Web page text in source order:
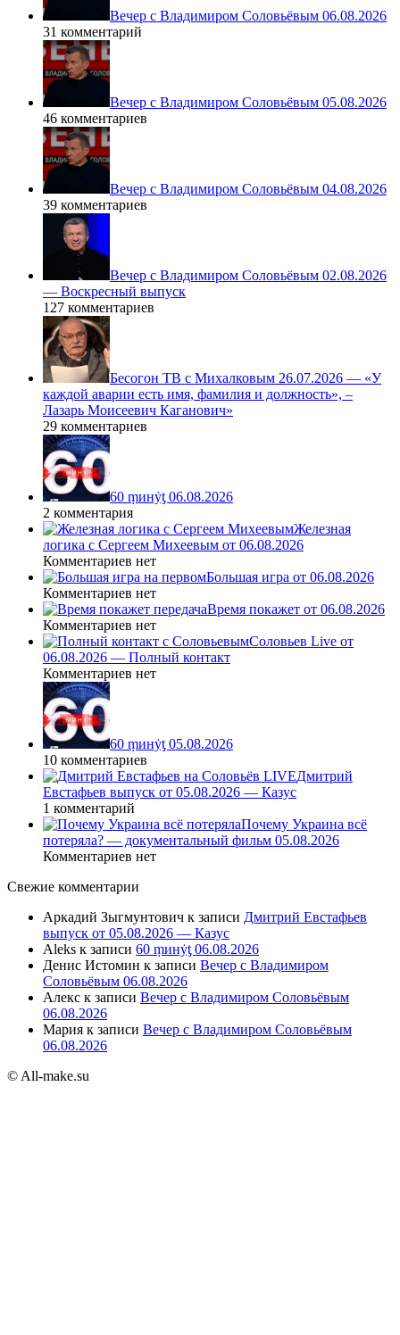
Вечер с Владимиром Соловьёвым 06.08.2026
31 комментарий
Вечер с Владимиром Соловьёвым 05.08.2026
46 комментариев
Вечер с Владимиром Соловьёвым 04.08.2026
39 комментариев
Вечер с Владимиром Соловьёвым 02.08.2026
— Воскресный выпуск
127 комментариев
Бесогон ТВ с Михалковым 26.07.2026 — «У
каждой аварии есть имя, фамилия и должность», –
Лазарь Моисеевич Каганович»
29 комментариев
60 ṃинẏƫ 06.08.2026
2 комментария
Железная
логика с Сергеем Михеевым от 06.08.2026
Комментариев нет
Большая игра от 06.08.2026
Комментариев нет
Время покажет от 06.08.2026
Комментариев нет
Соловьев Live от
06.08.2026 — Полный контакт
Комментариев нет
60 ṃинẏƫ 05.08.2026
10 комментариев
Дмитрий
Евстафьев выпуск от 05.08.2026 — Казус
1 комментарий
Почему Украина всё
потеряла? — документальный фильм 05.08.2026
Комментариев нет
Свежие комментарии
Аркадий Зыгмунтович к записи Дмитрий Евстафьев
выпуск от 05.08.2026 — Казус
Aleks к записи 60 ṃинẏƫ 06.08.2026
Денис Истомин к записи Вечер с Владимиром
Соловьёвым 06.08.2026
Алекс к записи Вечер с Владимиром Соловьёвым
06.08.2026
Мария к записи Вечер с Владимиром Соловьёвым
06.08.2026
© All-make.su